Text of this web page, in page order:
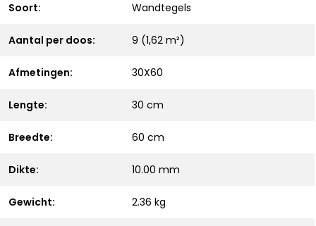
Soort: Wandtegels
Aantal per doos: 9 (1,62 m²)
Afmetingen: 30X60
Lengte: 30 cm
Breedte: 60 cm
Dikte: 10.00 mm
Gewicht: 2.36 kg